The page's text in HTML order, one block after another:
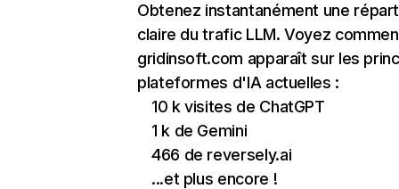
Obtenez instantanément une
claire du trafic LLM. Voyez
gridinsoft.com apparaît sur les
plateformes d'IA actuelles :
10 k visites de ChatGPT
1 k de Gemini
466 de reversely.ai
...et plus encore !